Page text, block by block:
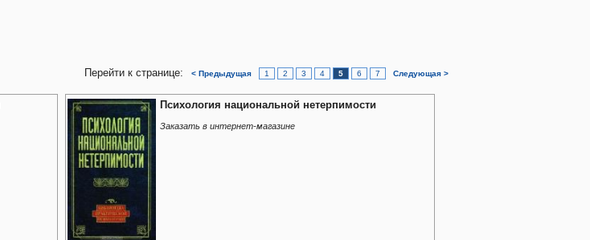
Перейти к странице: < Предыдущая 1 2 3 4 5 6 7 Следующая >
Психология национальной нетерпимости
Заказать в интернет-магазине